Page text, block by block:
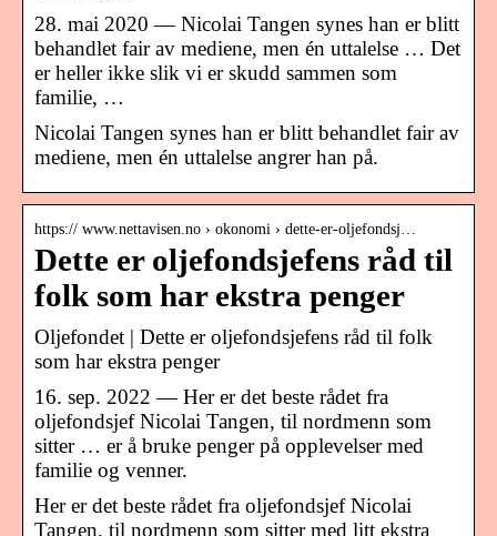
28. mai 2020 — Nicolai Tangen synes han er blitt
behandlet fair av mediene, men én uttalelse … Det
er heller ikke slik vi er skudd sammen som
familie, …
Nicolai Tangen synes han er blitt behandlet fair av
mediene, men én uttalelse angrer han på.
https:// www.nettavisen.no › okonomi › dette-er-oljefondsj…
Dette er oljefondsjefens råd til
folk som har ekstra penger
Oljefondet | Dette er oljefondsjefens råd til folk
som har ekstra penger
16. sep. 2022 — Her er det beste rådet fra
oljefondsjef Nicolai Tangen, til nordmenn som
sitter … er å bruke penger på opplevelser med
familie og venner.
Her er det beste rådet fra oljefondsjef Nicolai
Tangen, til nordmenn som sitter med litt ekstra